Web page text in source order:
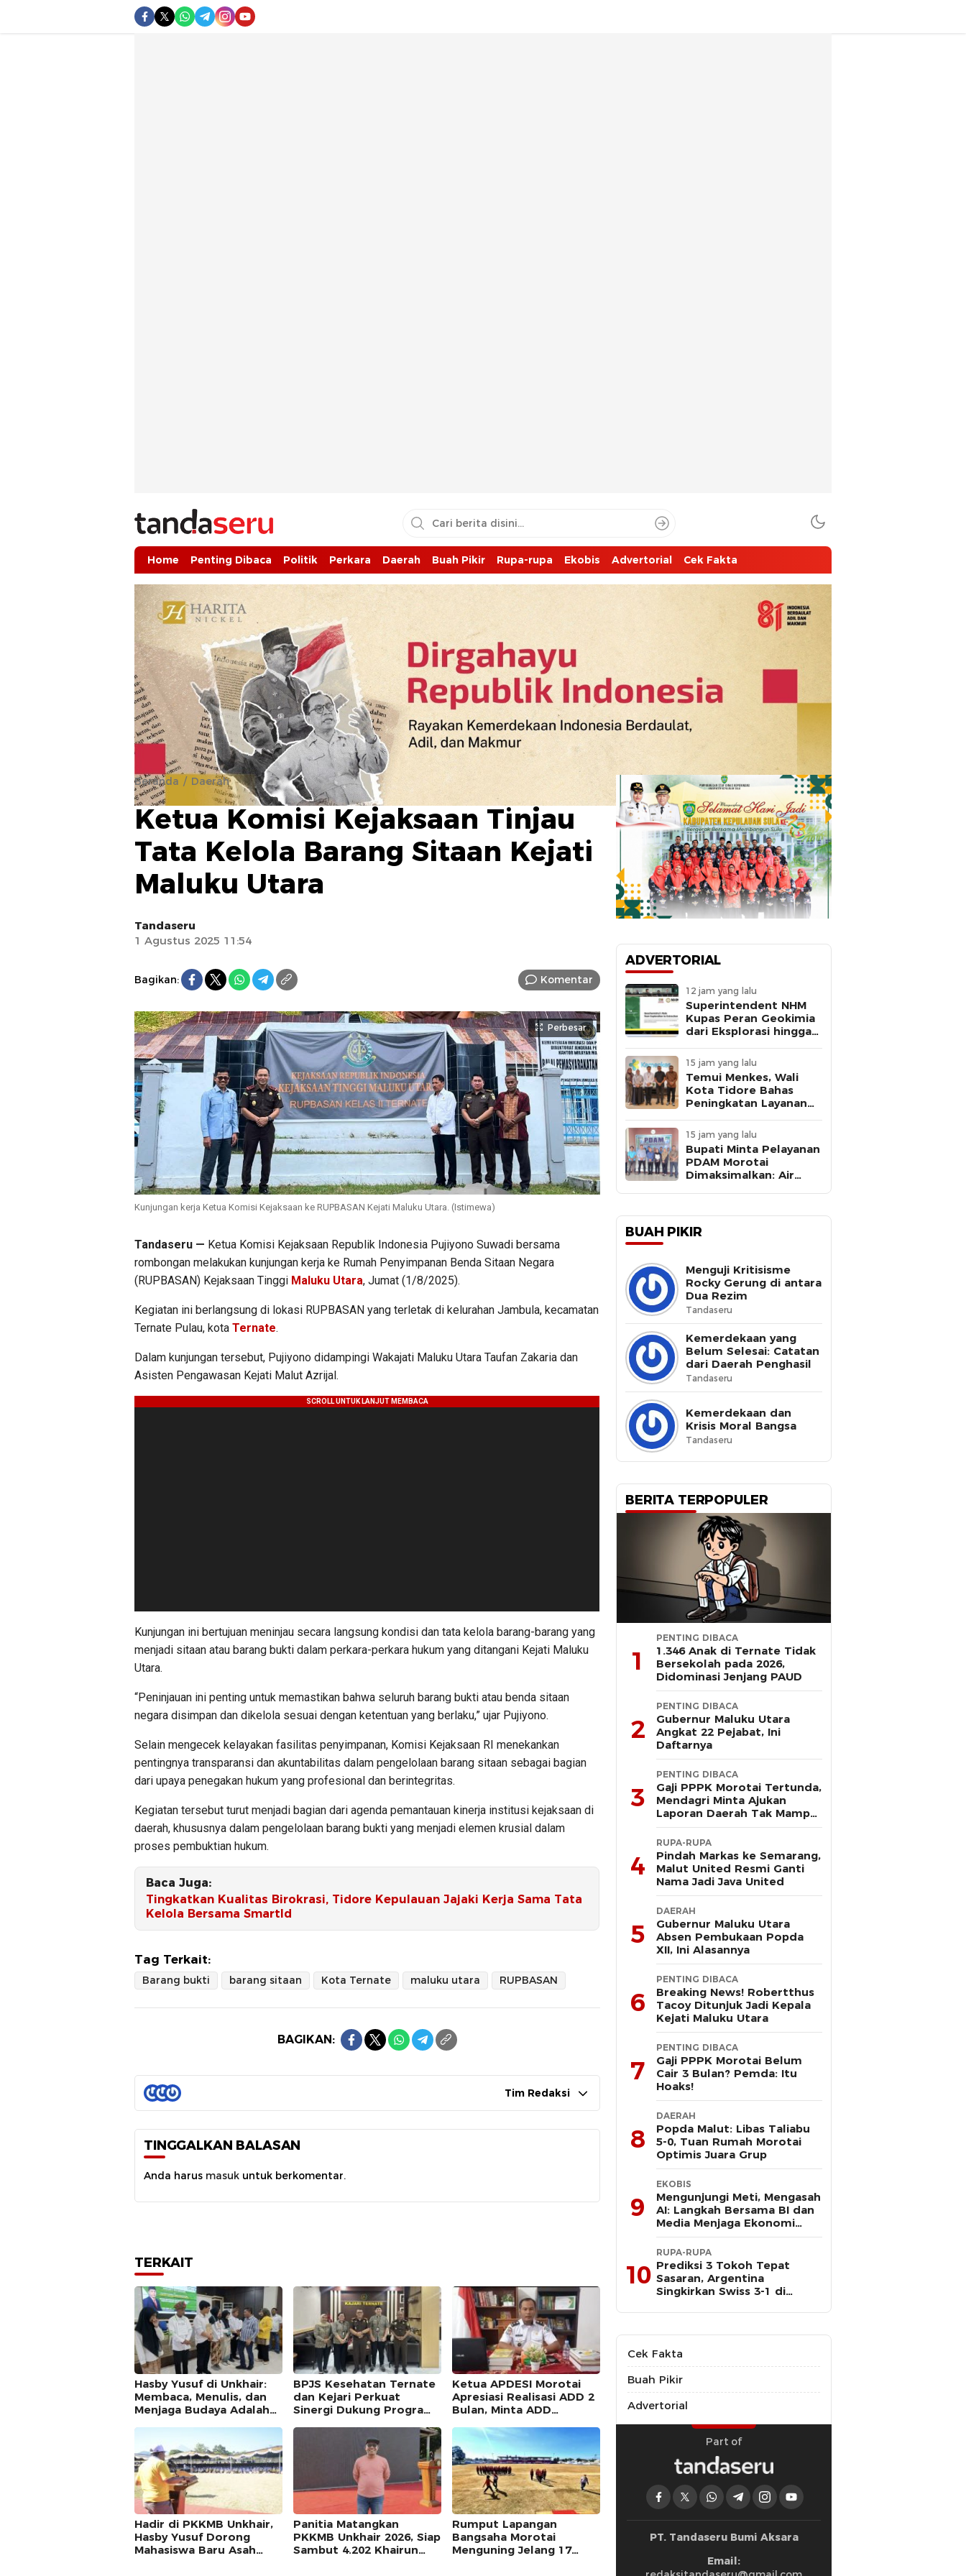
tandaseru.com | Penting Dibaca
tandaseru.com
Home Penting Dibaca Politik Perkara Daerah Buah Pikir Rupa-rupa Ekobis Advertorial Cek Fakta
Beranda Daerah
Ketua Komisi Kejaksaan Tinjau
Tata Kelola Barang Sitaan Kejati
Maluku Utara
Tandaseru
1 Agustus 2025 11:54
Bagikan: Komentar
Perbesar
Kunjungan kerja Ketua Komisi Kejaksaan ke RUPBASAN Kejati Maluku Utara. (Istimewa)
Tandaseru — Ketua Komisi Kejaksaan Republik Indonesia Pujiyono Suwadi bersama
rombongan melakukan kunjungan kerja ke Rumah Penyimpanan Benda Sitaan Negara
(RUPBASAN) Kejaksaan Tinggi Maluku Utara, Jumat (1/8/2025).
Kegiatan ini berlangsung di lokasi RUPBASAN yang terletak di kelurahan Jambula, kecamatan
Ternate Pulau, kota Ternate.
Dalam kunjungan tersebut, Pujiyono didampingi Wakajati Maluku Utara Taufan Zakaria dan
Asisten Pengawasan Kejati Malut Azrijal.
Kunjungan ini bertujuan meninjau secara langsung kondisi dan tata kelola barang-barang yang
menjadi sitaan atau barang bukti dalam perkara-perkara hukum yang ditangani Kejati Maluku
Utara.
“Peninjauan ini penting untuk memastikan bahwa seluruh barang bukti atau benda sitaan
negara disimpan dan dikelola sesuai dengan ketentuan yang berlaku,” ujar Pujiyono.
Selain mengecek kelayakan fasilitas penyimpanan, Komisi Kejaksaan RI menekankan
pentingnya transparansi dan akuntabilitas dalam pengelolaan barang sitaan sebagai bagian
dari upaya penegakan hukum yang profesional dan berintegritas.
Kegiatan tersebut turut menjadi bagian dari agenda pemantauan kinerja institusi kejaksaan di
daerah, khususnya dalam pengelolaan barang bukti yang menjadi elemen krusial dalam
proses pembuktian hukum.
Baca Juga:
Tingkatkan Kualitas Birokrasi, Tidore Kepulauan Jajaki Kerja Sama Tata
Kelola Bersama SmartId
Tag Terkait:
Barang bukti barang sitaan Kota Ternate maluku utara RUPBASAN
BAGIKAN:
Tim Redaksi
TINGGALKAN BALASAN
Anda harus masuk untuk berkomentar.
TERKAIT
Hasby Yusuf di Unkhair:
Membaca, Menulis, dan
Menjaga Budaya Adalah
BPJS Kesehatan Ternate
dan Kejari Perkuat
Sinergi Dukung Program
Ketua APDESI Morotai
Apresiasi Realisasi ADD 2
Bulan, Minta ADD
Dipolemikkan
Hadir di PKKMB Unkhair,
Hasby Yusuf Dorong
Mahasiswa Baru Asah
Panitia Matangkan
PKKMB Unkhair 2026, Siap
Sambut 4.202 Khairun
Rumput Lapangan
Bangsaha Morotai
Menguning Jelang 17
ADVERTORIAL
12 jam yang lalu
Superintendent NHM
Kupas Peran Geokimia
dari Eksplorasi hingga
Webinar MGEI-SC UNG
15 jam yang lalu
Temui Menkes, Wali
Kota Tidore Bahas
Peningkatan Layanan
15 jam yang lalu
Bupati Minta Pelayanan
PDAM Morotai
Dimaksimalkan: Air
BUAH PIKIR
Menguji Kritisisme
Rocky Gerung di antara
Dua Rezim
Tandaseru
Kemerdekaan yang
Belum Selesai: Catatan
dari Daerah Penghasil
Tandaseru
Kemerdekaan dan
Krisis Moral Bangsa
Tandaseru
BERITA TERPOPULER
1
PENTING DIBACA
1.346 Anak di Ternate Tidak
Bersekolah pada 2026,
Didominasi Jenjang PAUD
2
PENTING DIBACA
Gubernur Maluku Utara
Angkat 22 Pejabat, Ini
Daftarnya
3
PENTING DIBACA
Gaji PPPK Morotai Tertunda,
Mendagri Minta Ajukan
Laporan Daerah Tak Mampu
Bayar Pegawai
4
RUPA-RUPA
Pindah Markas ke Semarang,
Malut United Resmi Ganti
Nama Jadi Java United
5
DAERAH
Gubernur Maluku Utara
Absen Pembukaan Popda
XII, Ini Alasannya
6
PENTING DIBACA
Breaking News! Robertthus
Tacoy Ditunjuk Jadi Kepala
Kejati Maluku Utara
7
PENTING DIBACA
Gaji PPPK Morotai Belum
Cair 3 Bulan? Pemda: Itu
Hoaks!
8
DAERAH
Popda Malut: Libas Taliabu
5-0, Tuan Rumah Morotai
Optimis Juara Grup
9
EKOBIS
Mengunjungi Meti, Mengasah
AI: Langkah Bersama BI dan
Media Menjaga Ekonomi
Maluku Utara
10
RUPA-RUPA
Prediksi 3 Tokoh Tepat
Sasaran, Argentina
Singkirkan Swiss 3-1 di
Cek Fakta
Buah Pikir
Advertorial
Part of
PT. Tandaseru Bumi Aksara
Email: